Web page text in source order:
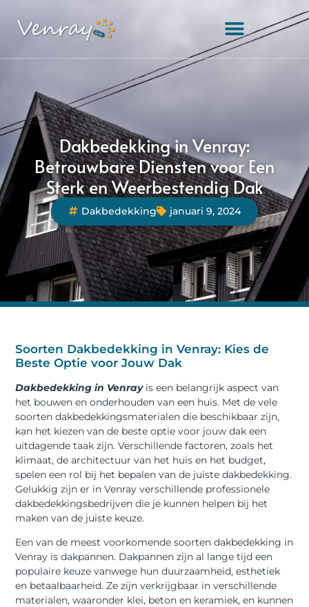
Dakbedekking in Venray:
Betrouwbare Diensten voor Een
Sterk en Weerbestendig Dak
Dakbedekking januari 9, 2024
Soorten Dakbedekking in Venray: Kies de
Beste Optie voor Jouw Dak
Dakbedekking in Venrayis een belangrijk aspect van
het bouwen en onderhouden van een huis. Met de vele
soorten dakbedekkingsmaterialen die beschikbaar zijn,
kan het kiezen van de beste optie voor jouw dak een
uitdagende taak zijn. Verschillende factoren, zoals het
klimaat, de architectuur van het huis en het budget,
spelen een rol bij het bepalen van de juiste dakbedekking.
Gelukkig zijn er in Venray verschillende professionele
dakbedekkingsbedrijven die je kunnen helpen bij het
maken van de juiste keuze.
Een van de meest voorkomende soorten dakbedekking in
Venray is dakpannen. Dakpannen zijn al lange tijd een
populaire keuze vanwege hun duurzaamheid, esthetiek
en betaalbaarheid. Ze zijn verkrijgbaar in verschillende
materialen, waaronder klei, beton en keramiek, en kunnen